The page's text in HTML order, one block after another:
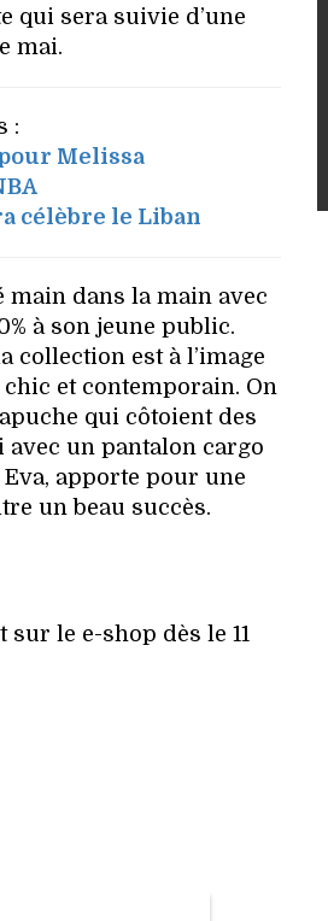
qui sera suivie d’une
mai.
:
Melissa
célèbre le Liban
dans la main avec
à son jeune public.
collection est à l’image
et contemporain. On
qui côtoient des
avec un pantalon cargo
apporte pour une
un beau succès.
le e-shop dès le 11